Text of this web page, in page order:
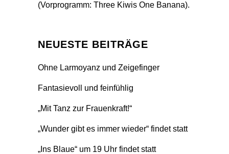
(Vorprogramm: Three Kiwis One Banana).
NEUESTE BEITRÄGE
Ohne Larmoyanz und Zeigefinger
Fantasievoll und feinfühlig
„Mit Tanz zur Frauenkraft!“
„Wunder gibt es immer wieder“ findet statt
„Ins Blaue“ um 19 Uhr findet statt